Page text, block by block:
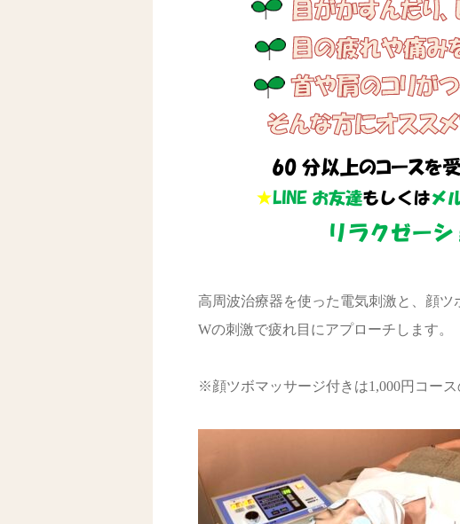
高周波治療器を使った電気刺激と、顔ツ
Wの刺激で疲れ目にアプローチします。
※顔ツボマッサージ付きは1,000円コース